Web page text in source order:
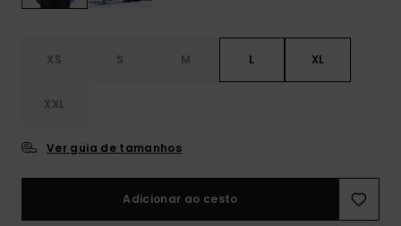
XS S M L XL
XXL
Ver guia de tamanhos
Adicionar ao cesto